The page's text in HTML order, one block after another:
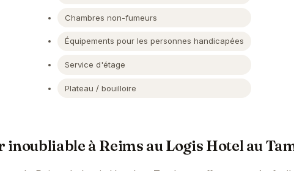
Chambres non-fumeurs
Équipements pour les personnes handicapées
Service d'étage
Plateau / bouilloire
inoubliable à Reims au Logis Hotel au